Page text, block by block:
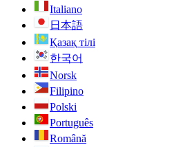
Italiano
日本語
Қазақ тілі
한국어
Norsk
Filipino
Polski
Português
Română